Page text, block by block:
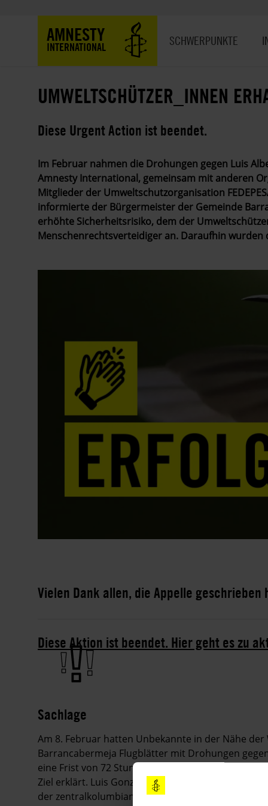
AMNESTY
INTERNATIONAL SCHWERPUNKTE
UMWELTSCHÜTZER_INNEN
Diese Urgent Action ist beendet.
Im Februar nahmen die Drohungen gegen Luis
Amnesty International, gemeinsam mit anderen
Mitglieder der Umweltschutzorganisation
informierte der Bürgermeister der Gemeinde
erhöhte Sicherheitsrisiko, dem der
Menschenrechtsverteidiger an. Daraufhin
Vielen Dank allen, die Appelle geschrieben
Diese Aktion ist beendet. Hier geht es zu
Sachlage
Am 8. Februar hatten Unbekannte in der Nähe
Barrancabermeja Flugblätter mit Drohungen
eine Frist von 72 Stunden gesetzt, um die Region
Ziel erklärt. Luis González López ist der
der zentralkolumbianischen Region Magdalena